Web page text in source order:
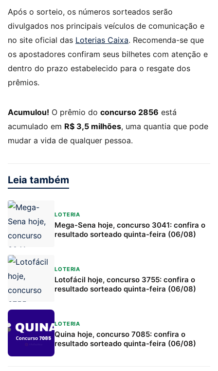
Após o sorteio, os números sorteados serão
divulgados nos principais veículos de comunicação e
no site oficial das Loterias Caixa. Recomenda-se que
os apostadores confiram seus bilhetes com atenção e
dentro do prazo estabelecido para o resgate dos
prêmios.
Acumulou! O prêmio do concurso 2856 está
acumulado em R$ 3,5 milhões, uma quantia que pode
mudar a vida de qualquer pessoa.
Leia também
LOTERIA
Mega-Sena hoje, concurso 3041: confira o
resultado sorteado quinta-feira (06/08)
LOTERIA
Lotofácil hoje, concurso 3755: confira o
resultado sorteado quinta-feira (06/08)
LOTERIA
Quina hoje, concurso 7085: confira o
resultado sorteado quinta-feira (06/08)